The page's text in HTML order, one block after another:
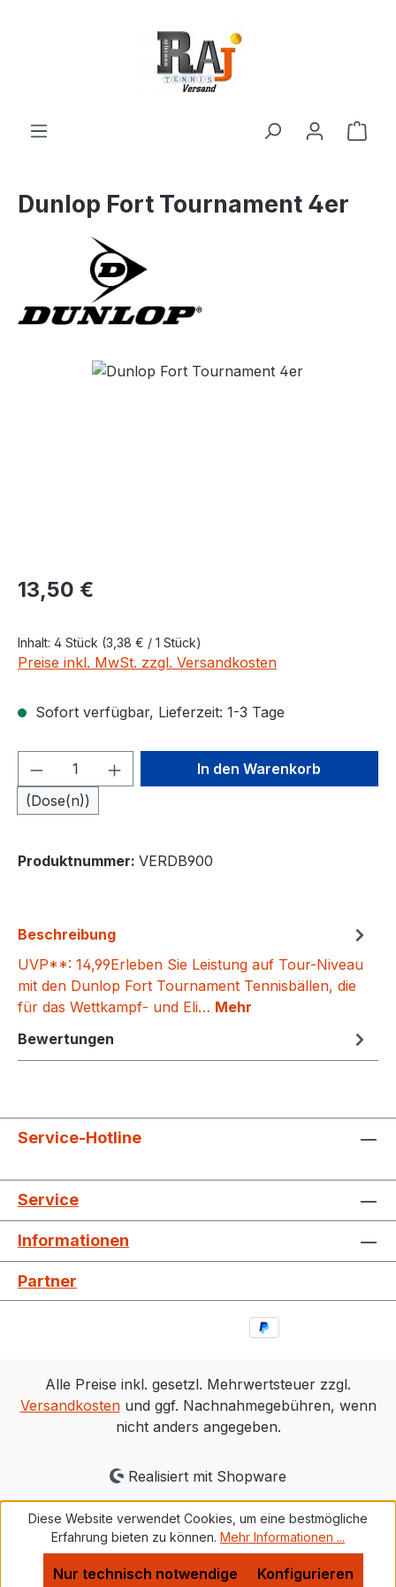
Dunlop Fort Tournament 4er
Regulärer Preis:
13,50 €
Inhalt: 4 Stück (3,38 € / 1 Stück)
Preise inkl. MwSt. zzgl. Versandkosten
Sofort verfügbar, Lieferzeit: 1-3 Tage
Produkt Anzahl: Gib den
(Dose(n))
In den Warenkorb
Produktnummer: VERDB900
Beschreibung
UVP**: 14,99Erleben Sie Leistung auf Tour-Niveau
mit den Dunlop Fort Tournament Tennisbällen, die
für das Wettkampf- und Eli… Mehr
Bewertungen
Service-Hotline
Service
Informationen
Partner
Alle Preise inkl. gesetzl. Mehrwertsteuer zzgl.
Versandkostenund ggf. Nachnahmegebühren, wenn
nicht anders angegeben.
Realisiert mit Shopware
Diese Website verwendet Cookies, um eine bestmögliche
Erfahrung bieten zu können. Mehr Informationen ...
Nur technisch notwendige Konfigurieren